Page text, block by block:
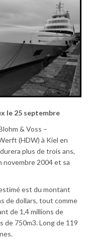
le 25 septembre
& Voss –
(HDW) à Kiel en
plus de trois ans,
novembre 2004 et sa
est du montant
de dollars, tout comme
de 1,4 millions de
de 750m3. Long de 119